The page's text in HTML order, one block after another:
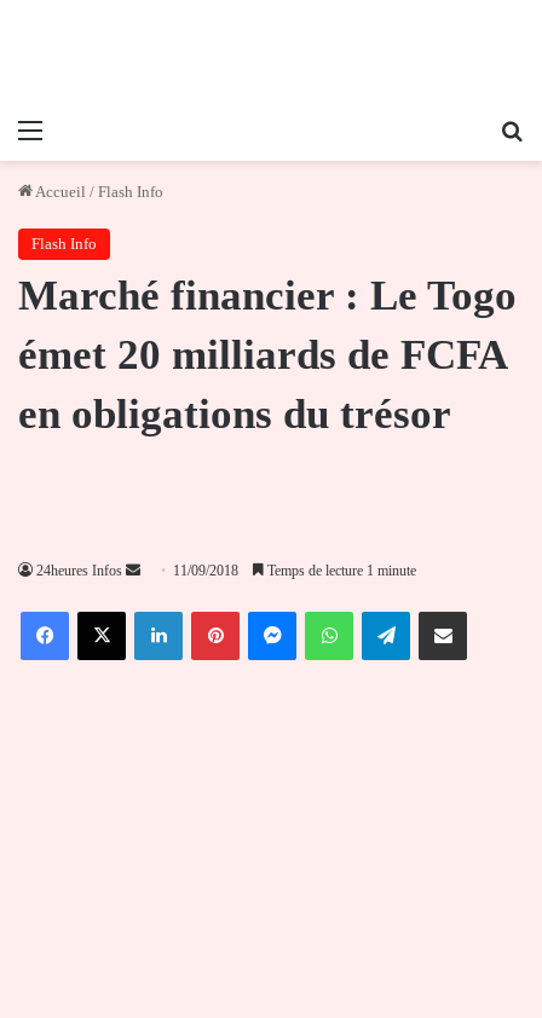
Menu
Accueil / Flash Info
Flash Info
Marché financier : Le Togo
émet 20 milliards de FCFA
en obligations du trésor
24heures Infos
Envoyer
courriel
11/09/2018 Temps de lecture 1 minute
FacebookX LinkedinPinterestMessengerWhatsAppTelegramPartager par email